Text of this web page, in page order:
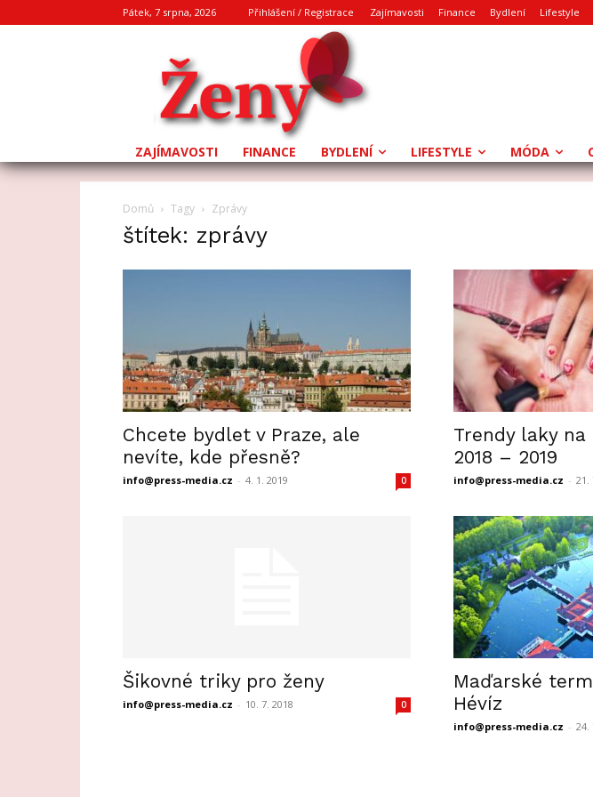
Pátek, 7 srpna, 2026 Přihlášení / Registrace Zajímavosti Finance Bydlení Lifestyle
ZAJÍMAVOSTI FINANCE BYDLENÍ LIFESTYLE MÓDA
Domů Tagy Zprávy
štítek: zprávy
Chcete bydlet v Praze, ale
nevíte, kde přesně?
info@press-media.cz - 4. 1. 2019 0
Trendy laky
2018 – 2019
info@press-media.cz - 21.
Šikovné triky pro ženy
info@press-media.cz - 10. 7. 2018 0
Maďarské
Hévíz
info@press-media.cz - 24.